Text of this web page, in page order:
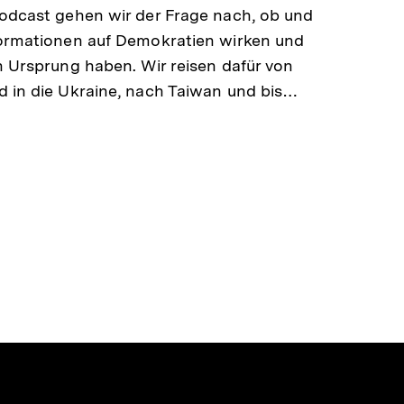
gehen wir der Frage nach, ob und
auf Demokratien wirken und
Ursprung haben. Wir reisen dafür von
in die Ukraine, nach Taiwan und bis…